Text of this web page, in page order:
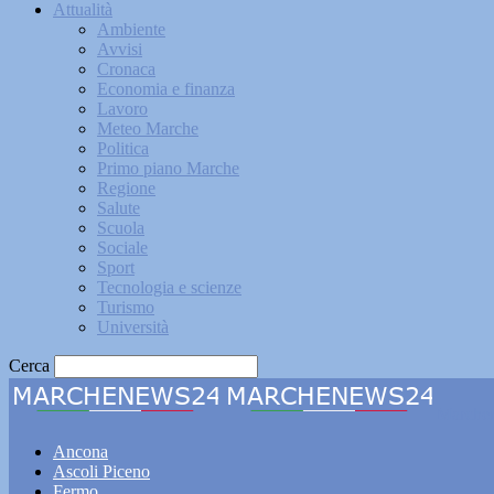
Attualità
Ambiente
Avvisi
Cronaca
Economia e finanza
Lavoro
Meteo Marche
Politica
Primo piano Marche
Regione
Salute
Scuola
Sociale
Sport
Tecnologia e scienze
Turismo
Università
Cerca
Ancona
Ascoli Piceno